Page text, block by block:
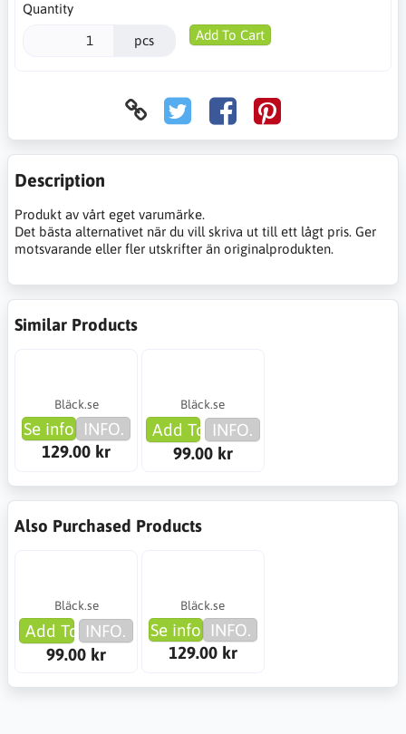
Quantity
pcs Add To Cart
Description
Produkt av vårt eget varumärke.
Det bästa alternativet när du vill skriva ut till ett lågt pris. Ger
motsvarande eller fler utskrifter än originalprodukten.
Similar Products
Bläck.se
Se info INFO.
129.00 kr
Bläck.se
Add To Cart
INFO.
99.00 kr
Also Purchased Products
Bläck.se
Add To Cart
INFO.
99.00 kr
Bläck.se
Se info INFO.
129.00 kr